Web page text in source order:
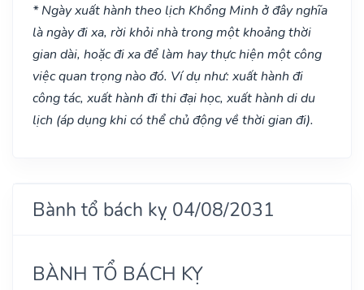
* Ngày xuất hành theo lịch Khổng Minh ở đây nghĩa
là ngày đi xa, rời khỏi nhà trong một khoảng thời
gian dài, hoặc đi xa để làm hay thực hiện một công
việc quan trọng nào đó. Ví dụ như: xuất hành đi
công tác, xuất hành đi thi đại học, xuất hành di du
lịch (áp dụng khi có thể chủ động về thời gian đi).
Bành tổ bách kỵ 04/08/2031
BÀNH TỔ BÁCH KỴ